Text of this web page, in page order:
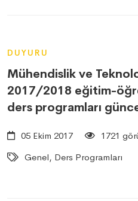
DUYURU
Mühendislik ve
2017/2018 eğitim-
ders programları
05 Ekim 2017
1721
Genel, Ders Programları